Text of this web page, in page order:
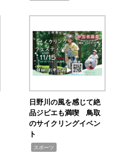
日野川の風を感じて絶
品ジビエも満喫 鳥取
のサイクリングイベン
ト
スポーツ